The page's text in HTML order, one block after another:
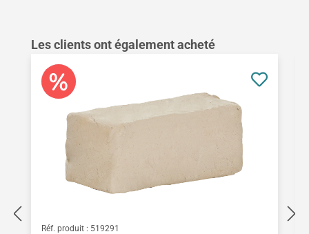
Ignorer la galerie de produits
Les clients ont également acheté
Réf. produit : 519291